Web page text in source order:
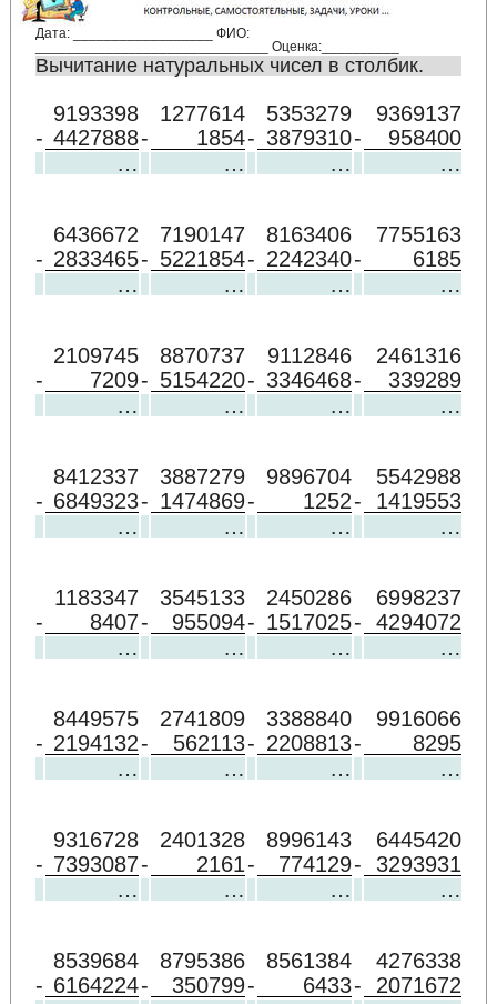
Дата: __________________ ФИО:
______________________________ Оценка:__________
Вычитание натуральных чисел в столбик.
9193398 1277614 5353279
9369137
- 4427888- 1854- 3879310-
958400
…
… … …
6436672 7190147 8163406
7755163
- 2833465- 5221854- 2242340-
6185
…
… … …
2109745 8870737 9112846
2461316
-
7209- 5154220- 3346468-
339289
…
… … …
8412337 3887279 9896704
5542988
- 6849323- 1474869- 1252-
1419553
…
… … …
1183347 3545133 2450286
6998237
-
8407- 955094- 1517025-
4294072
…
… … …
8449575 2741809 3388840
9916066
- 2194132- 562113- 2208813-
8295
…
… … …
9316728 2401328 8996143
6445420
- 7393087- 2161- 774129-
3293931
…
… … …
8539684 8795386 8561384
4276338
- 6164224- 350799- 6433-
2071672